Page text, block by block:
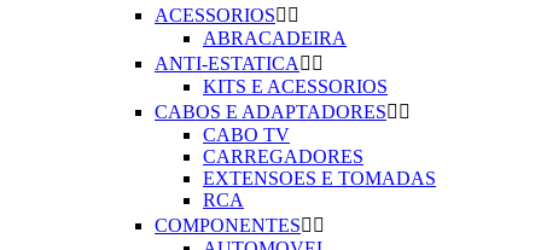
ACESSORIOS 
ABRACADEIRA
ANTI-ESTATICA  
KITS E ACESSORIOS
CABOS E ADAPTADORES 
CABO TV
CARREGADORES
EXTENSOES E TOMADAS
RCA
COMPONENTES 